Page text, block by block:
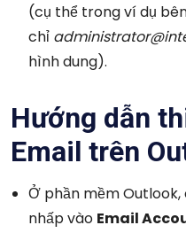
(cụ thể trong ví dụ
chỉ
hình dung).
Hướng dẫn
Email trên
Ở phần mềm
nhấp vào Email